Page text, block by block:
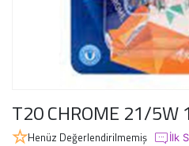
T20 CHROME 21/5W
Henüz Değerlendirilmemiş İlk